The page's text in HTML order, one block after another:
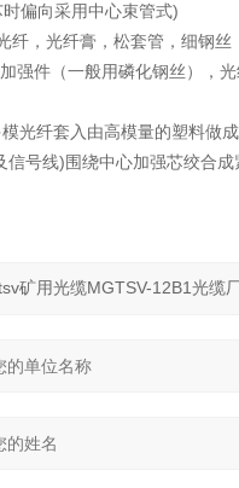
偏向采用中心束管式)
纤，光纤膏，松套管，细钢
强件（一般用磷化钢丝），
光纤套入由高模量的塑料做
信号线)围绕中心加强芯绞合